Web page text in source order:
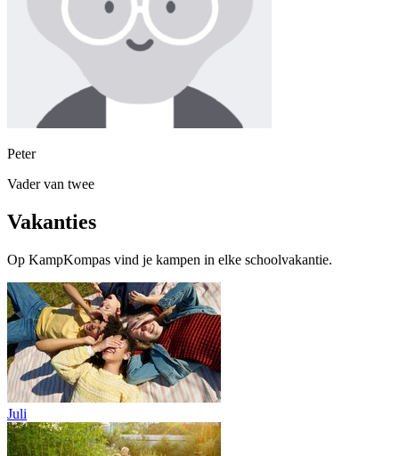
Peter
Vader van twee
Vakanties
Op KampKompas vind je kampen in elke schoolvakantie.
Juli